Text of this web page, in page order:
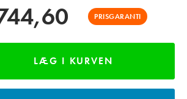
PRISGARANTI
LÆG I KURVEN